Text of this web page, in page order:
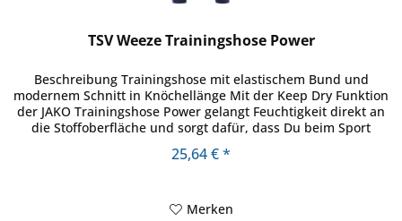
TSV Weeze Trainingshose Power
Beschreibung Trainingshose mit elastischem Bund und
modernem Schnitt in Knöchellänge Mit der Keep Dry Funktion
der JAKO Trainingshose Power gelangt Feuchtigkeit direkt an
die Stoffoberfläche und sorgt dafür, dass Du beim Sport
25,64 € *
Merken